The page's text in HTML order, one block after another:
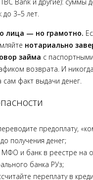
3–5 лет.
лица — но грамотно.
нотариально
займа с
возврата. И
сам факт выдачи денег.
предоплату,
получения денег;
МФО и банк в реестре на
банка РУз;
переплату в